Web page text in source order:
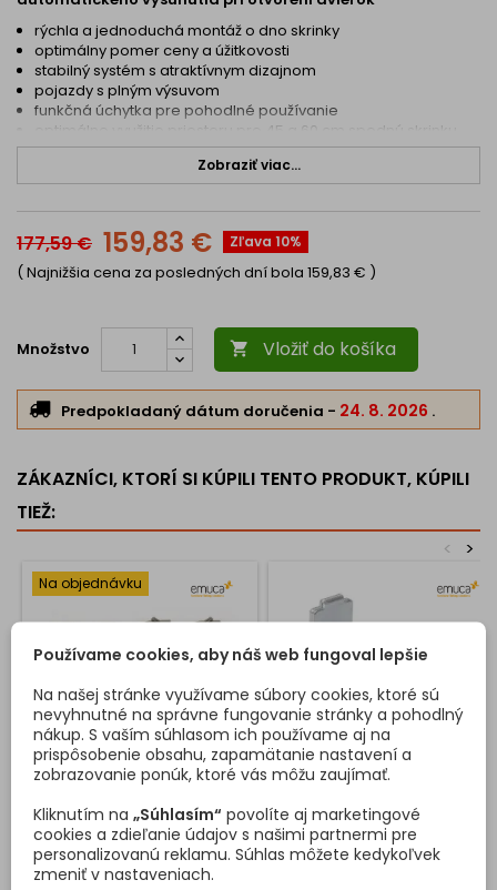
rýchla a jednoduchá montáž o dno skrinky
optimálny pomer ceny a úžitkovosti
stabilný systém s atraktívnym dizajnom
pojazdy s plným výsuvom
funkčná úchytka pre pohodlné používanie
optimálne využitie priestoru pre 45 a 60 cm spodnú skrinku
Technické parametre:
Montážny návod pre BLANCO BOTTON Pro Automatic:
maximálna šírka pántov 35 mm
hĺbka montáže: 400 mm
výška montáže: 350 mm
Zobraziť viac...
177,59 € 159,83 € Zľava 10%
( Najnižšia cena za posledných dní bola 159,83 € )
Množstvo  Vložiť do košíka
Predpokladaný dátum doručenia - 24. 8. 2026 .
ZÁKAZNÍCI, KTORÍ SI KÚPILI TENTO PRODUKT, KÚPILI
TIEŽ:
>
<
Na objednávku
SADA PVC KONCOVIEK NA
PROFILY GOLA - C / NEREZ
Príslušenstvo stredného
profilu Gola medzi dvoje
UCHYTENIE SO SKRUTKOU
NA PROFILY GOLA
Držiak s rozpínacou skrutkou
Používame cookies, aby náš web fungoval lepšie
Na našej stránke využívame súbory cookies, ktoré sú
nevyhnutné na správne fungovanie stránky a pohodlný
nákup. S vaším súhlasom ich používame aj na
prispôsobenie obsahu, zapamätanie nastavení a
zobrazovanie ponúk, ktoré vás môžu zaujímať.
Kliknutím na „Súhlasím“ povolíte aj marketingové
cookies a zdieľanie údajov s našimi partnermi pre
personalizovanú reklamu. Súhlas môžete kedykoľvek
zmeniť v nastaveniach.